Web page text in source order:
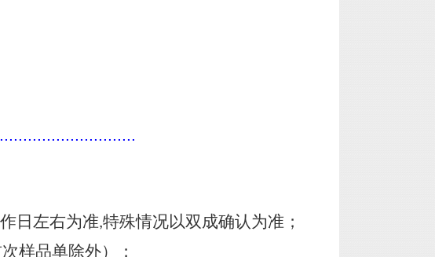
日左右为准,特殊情况以双成确认为准；
样品单除外）；